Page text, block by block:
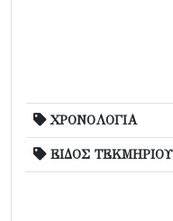
ΧΡΟΝΟΛΟΓΙΑ
ΕΙΔΟΣ ΤΕΚΜΗΡΙΟΥ